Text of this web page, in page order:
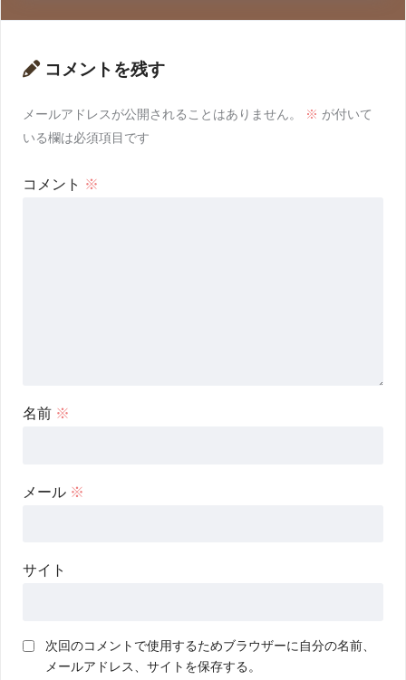
コメントを残す
メールアドレスが公開されることはありません。 ※ が付いて
いる欄は必須項目です
コメント ※
名前 ※
メール ※
サイト
次回のコメントで使用するためブラウザーに自分の名前、
メールアドレス、サイトを保存する。